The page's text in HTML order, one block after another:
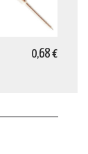
0,68 €